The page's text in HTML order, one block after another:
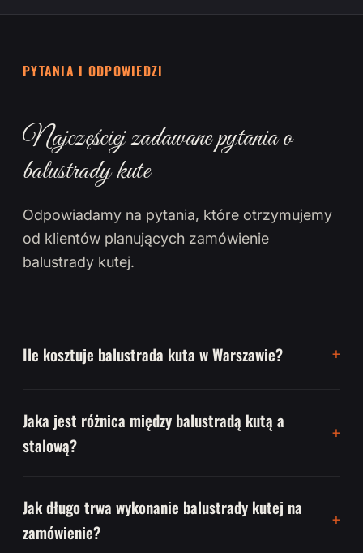
PYTANIA I ODPOWIEDZI
Najczęściej zadawane pytania o
balustrady kute
Odpowiadamy na pytania, które otrzymujemy
od klientów planujących zamówienie
balustrady kutej.
Ile kosztuje balustrada kuta w Warszawie?
Jaka jest różnica między balustradą kutą a
stalową?
Jak długo trwa wykonanie balustrady kutej na
zamówienie?